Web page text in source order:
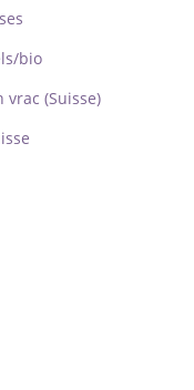
bio
vrac (Suisse)